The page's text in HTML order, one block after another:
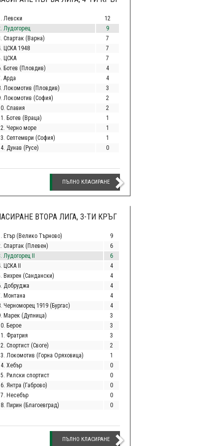
Левски
12
Лудогорец
9
Спартак (Варна)
7
ЦСКА 1948
7
ЦСКА
7
Ботев (Пловдив)
4
Арда
4
Локомотив (Пловдив)
3
Локомотив (София)
2
Славия
2
Ботев (Враца)
1
Черно море
1
Септември (София)
1
Дунав (Русе)
0
ПЪЛНО КЛАСИРАНЕ
ВТОРА ЛИГА, 3-ТИ КРЪГ
Етър (Велико Търново)
9
Спартак (Плевен)
6
Лудогорец II
6
ЦСКА II
4
Вихрен (Сандански)
4
Добруджа
4
Монтана
4
Черноморец 1919 (Бургас)
4
Марек (Дупница)
3
Берое
3
Фратрия
3
Спортист (Своге)
2
Локомотив (Горна Оряховица)
1
Хебър
0
Рилски спортист
0
Янтра (Габрово)
0
Несебър
0
Пирин (Благоевград)
0
ПЪЛНО КЛАСИРАНЕ